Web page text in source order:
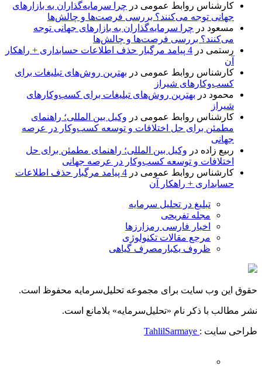
کارشناس روابط عمومی در چرا سرمایه‌گذاران به بازارهای
جهانی توجه می‌کنند؟ بررسی فرصت‌ها و چالش‌ها
مسعود در چرا سرمایه‌گذاران به بازارهای جهانی توجه
می‌کنند؟ بررسی فرصت‌ها و چالش‌ها
رستمی در
4 پیامد مرگبار حذف اطلاعات حسابداری + راهکار
آن
کارشناس روابط عمومی در بهترین روش‌های تبلیغات برای
کسب‌وکارهای شیراز
محمود در بهترین روش‌های تبلیغات برای کسب‌وکارهای
شیراز
کارشناس روابط عمومی در وکیل بین المللی؛ راهنمای
مطمئن برای حل اختلافات و توسعه کسب‌وکار در عرصه
جهانی
ربیع زاده در وکیل بین المللی؛ راهنمای مطمئن برای حل
اختلافات و توسعه کسب‌وکار در عرصه جهانی
کارشناس روابط عمومی در
4 پیامد مرگبار حذف اطلاعات
حسابداری + راهکار آن
تبلیغ در تحلیل سرمایه
مجله تفریحی
اخبار فارسی رمزارزها
مرجع مقالات تکنولوژی
ظروف یکبارمصرف گیاهی
حقوق این وب سایت برای مجموعه تحلیل‌سرمایه محفوظ است.
نشر مطالب با ذکر نام «تحلیل‌سرمایه» بلامانع است.
طراحی سایت :